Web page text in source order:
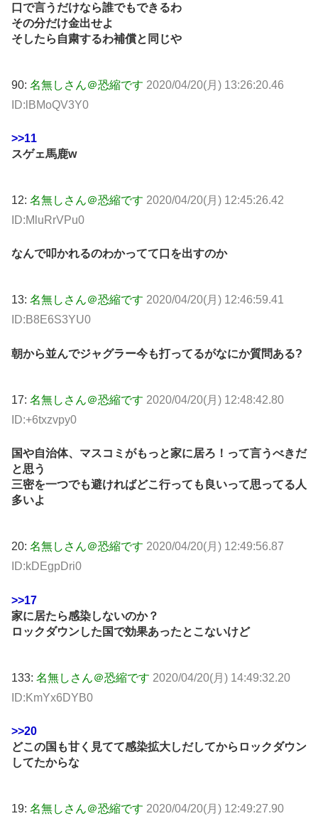
口で言うだけなら誰でもできるわ
その分だけ金出せよ
そしたら自粛するわ補償と同じや
90: 名無しさん＠恐縮です 2020/04/20(月) 13:26:20.46
ID:lBMoQV3Y0
>>11
スゲェ馬鹿w
12: 名無しさん＠恐縮です 2020/04/20(月) 12:45:26.42
ID:MluRrVPu0
なんで叩かれるのわかってて口を出すのか
13: 名無しさん＠恐縮です 2020/04/20(月) 12:46:59.41
ID:B8E6S3YU0
朝から並んでジャグラー今も打ってるがなにか質問ある?
17: 名無しさん＠恐縮です 2020/04/20(月) 12:48:42.80
ID:+6txzvpy0
国や自治体、マスコミがもっと家に居ろ！って言うべきだ
と思う
三密を一つでも避ければどこ行っても良いって思ってる人
多いよ
20: 名無しさん＠恐縮です 2020/04/20(月) 12:49:56.87
ID:kDEgpDri0
>>17
家に居たら感染しないのか？
ロックダウンした国で効果あったとこないけど
133: 名無しさん＠恐縮です 2020/04/20(月) 14:49:32.20
ID:KmYx6DYB0
>>20
どこの国も甘く見てて感染拡大しだしてからロックダウン
してたからな
19: 名無しさん＠恐縮です 2020/04/20(月) 12:49:27.90